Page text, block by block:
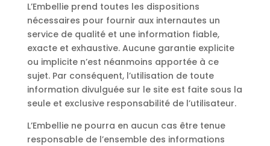
L’Embellie prend toutes les dispositions
nécessaires pour fournir aux internautes un
service de qualité et une information fiable,
exacte et exhaustive. Aucune garantie explicite
ou implicite n’est néanmoins apportée à ce
sujet. Par conséquent, l’utilisation de toute
information divulguée sur le site est faite sous la
seule et exclusive responsabilité de l’utilisateur.
L’Embellie ne pourra en aucun cas être tenue
responsable de l’ensemble des informations